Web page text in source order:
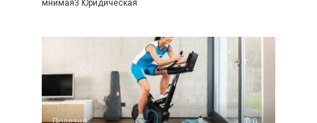
мнимая3 Юридическая